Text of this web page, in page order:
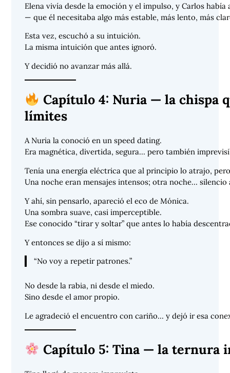
Elena vivía desde la emoción y el impulso, y Carlos
— que él necesitaba algo más estable, más lento, más
Esta vez, escuchó a su intuición.
La misma intuición que antes ignoró.
Y decidió no avanzar más allá.
Capítulo 4: Nuria — la chispa
límites
A Nuria la conoció en un speed dating.
Era magnética, divertida, segura… pero también
Tenía una energía eléctrica que al principio lo atrajo,
Una noche eran mensajes intensos; otra noche… silencio
Y ahí, sin pensarlo, apareció el eco de Mónica.
Una sombra suave, casi imperceptible.
Ese conocido “tirar y soltar” que antes lo había
Y entonces se dijo a sí mismo:
“No voy a repetir patrones.”
No desde la rabia, ni desde el miedo.
Sino desde el amor propio.
Le agradeció el encuentro con cariño… y dejó ir esa
Capítulo 5: Tina — la ternura